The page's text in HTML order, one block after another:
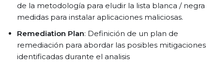
de la metodología para eludir la lista blanca / negra
medidas para instalar aplicaciones maliciosas.
Remediation Plan: Definición de un plan de
remediación para abordar las posibles mitigaciones
identificadas durante el analisis